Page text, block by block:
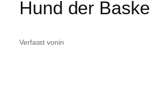
Hund der
Verfasst vonin